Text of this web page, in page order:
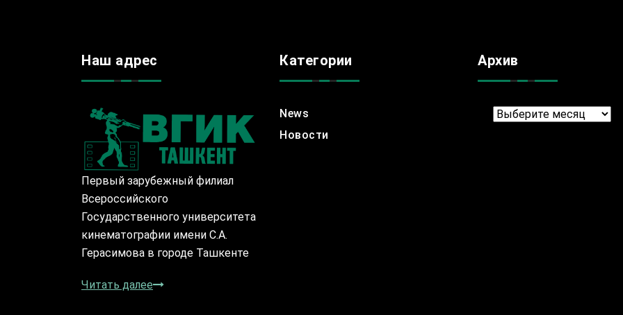
Наш адрес
Первый зарубежный филиал
Всероссийского
Государственного университета
кинематографии имени С.А.
Герасимова в городе Ташкенте
Читать далее
Категории
News
Новости
Архив
Архив